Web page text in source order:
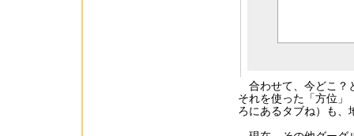
合わせて、今どこ？
それを使った「方位
ろにあるタブね）も、